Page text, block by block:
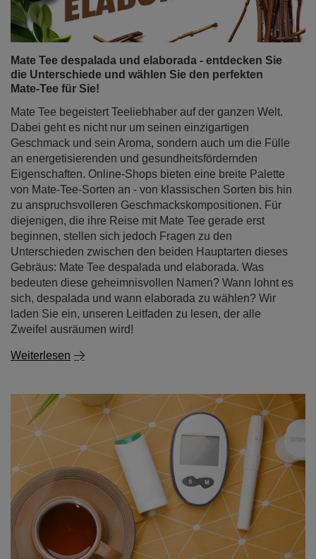
Mate Tee despalada und elaborada - entdecken Sie
die Unterschiede und wählen Sie den perfekten
Mate-Tee für Sie!
Mate Tee begeistert Teeliebhaber auf der ganzen Welt.
Dabei geht es nicht nur um seinen einzigartigen
Geschmack und sein Aroma, sondern auch um die Fülle
an energetisierenden und gesundheitsfördernden
Eigenschaften. Online-Shops bieten eine breite Palette
von Mate-Tee-Sorten an - von klassischen Sorten bis hin
zu anspruchsvolleren Geschmackskompositionen. Für
diejenigen, die ihre Reise mit Mate Tee gerade erst
beginnen, stellen sich jedoch Fragen zu den
Unterschieden zwischen den beiden Hauptarten dieses
Gebräus: Mate Tee despalada und elaborada. Was
bedeuten diese geheimnisvollen Namen? Wann lohnt es
sich, despalada und wann elaborada zu wählen? Wir
laden Sie ein, unseren Leitfaden zu lesen, der alle
Zweifel ausräumen wird!
Weiterlesen